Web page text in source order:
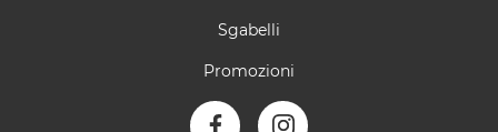
Sgabelli
Promozioni